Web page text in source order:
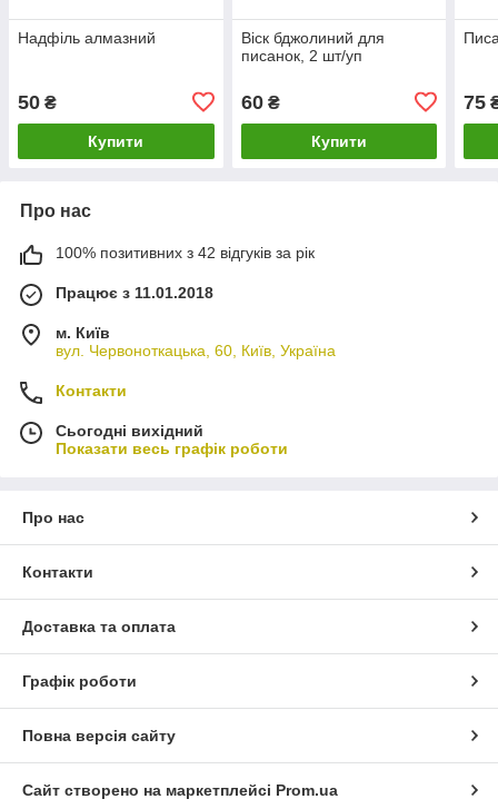
Надфіль алмазний
50 ₴
Купити
Віск бджолиний для
писанок, 2 шт/уп
60₴
Купити
75
Про нас
100% позитивних з 42 відгуків за рік
Працює з 11.01.2018
м. Київ
вул. Червоноткацька, 60, Київ, Україна
Контакти
Сьогодні вихідний
Показати весь графік роботи
Про нас
Контакти
Доставка та оплата
Графік роботи
Повна версія сайту
Сайт створено на маркетплейсі Prom.ua